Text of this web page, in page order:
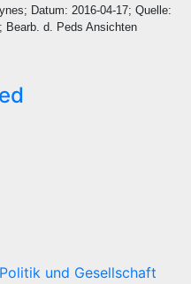
Datum: 2016-04-17; Quelle:
Bearb. d. Peds Ansichten
Politik und Gesellschaft